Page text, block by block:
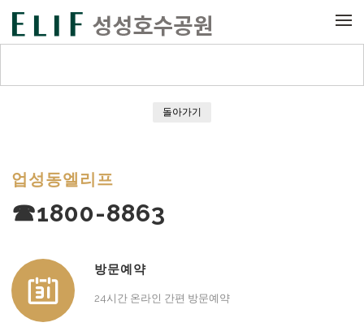
돌아가기
업성동엘리프
☎1800-8863
방문예약
24시간 온라인 간편 방문예약